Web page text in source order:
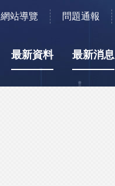
網站導覽 問題通報
最新資料 最新消息